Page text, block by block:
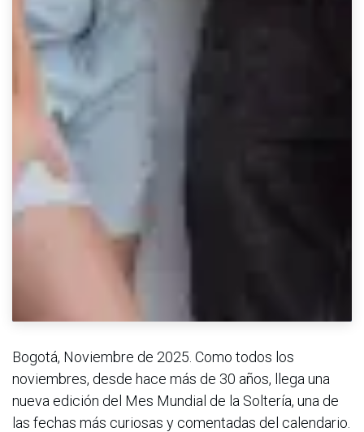
Bogotá, Noviembre de 2025. Como todos los
noviembres, desde hace más de 30 años, llega una
nueva edición del Mes Mundial de la Soltería, una de
las fechas más curiosas y comentadas del calendario.